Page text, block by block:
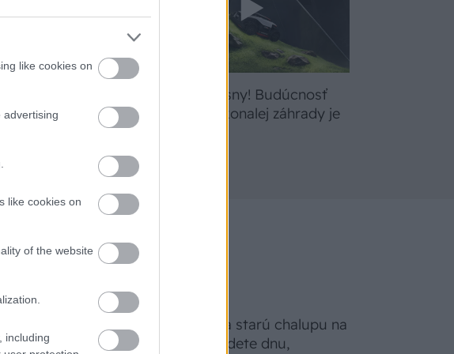
like cookies on
advertising
like cookies on
of the website
including
v júni a
Žite svoje sny! Budúcnosť
údržby dokonalej záhrady je
Na Morave prerobila starú chalupu na
nepoznanie: Keď vojdete dnu,